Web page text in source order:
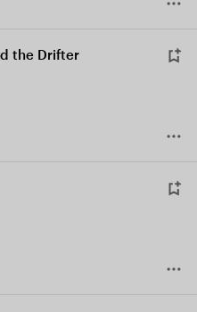
the Drifter